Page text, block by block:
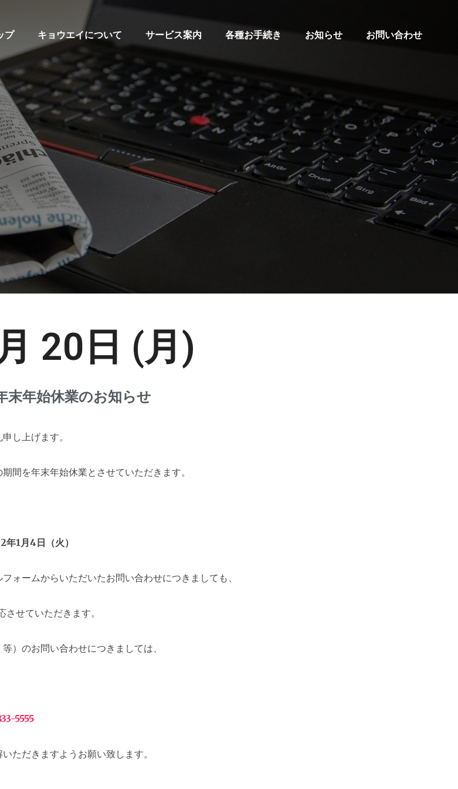
プ キョウエイについて サービス案内 各種お手続き お知らせ お問い合わせ
20日 (月)
末年始休業のお知らせ
し上げます。
間を年末年始休業とさせていただきます。
1月4日（火）
ォームからいただいたお問い合わせにつきましても、
せていただきます。
）のお問い合わせにつきましては、
5555
ただきますようお願い致します。